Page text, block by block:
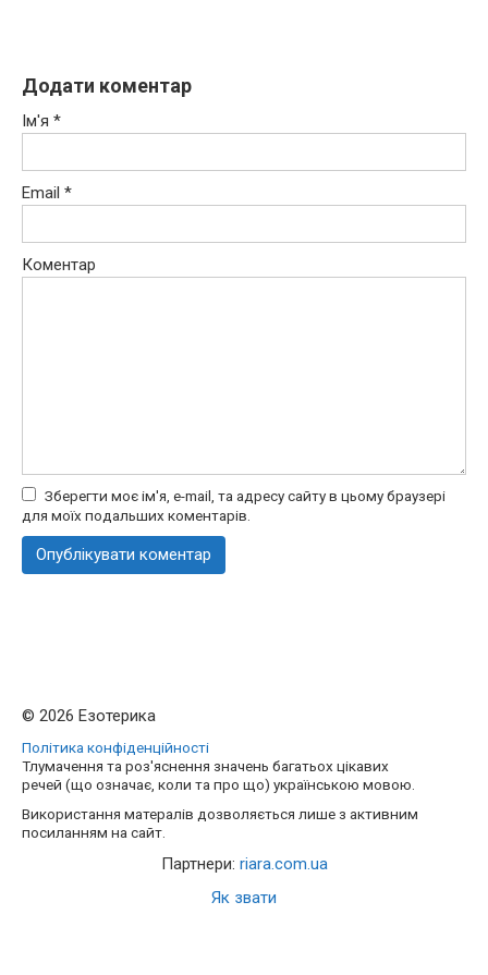
Додати коментар
Ім'я *
Email *
Коментар
Зберегти моє ім'я, e-mail, та адресу сайту в цьому браузері
для моїх подальших коментарів.
© 2026 Езотерика
Політика конфіденційності
Тлумачення та роз'яснення значень багатьох цікавих
речей (що означає, коли та про що) українською мовою.
Використання матералів дозволяється лише з активним
посиланням на сайт.
Партнери: riara.com.ua
Як звати